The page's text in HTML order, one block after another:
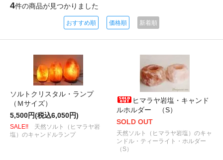
4件の商品が見つかりました
おすすめ順 価格順 新着順
ソルトクリスタル・ランプ
（Ｍサイズ）
5,500円(税込6,050円)
SALE!! 天然ソルト（ヒマラヤ岩
塩）のキャンドルランプ
ヒマラヤ岩塩・キャンド
ルホルダー （S）
SOLD OUT
天然ソルト（ヒマラヤ岩塩）のキャ
ンドル・ティーライト・ホルダー
（S）